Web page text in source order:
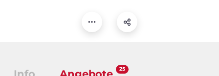
25